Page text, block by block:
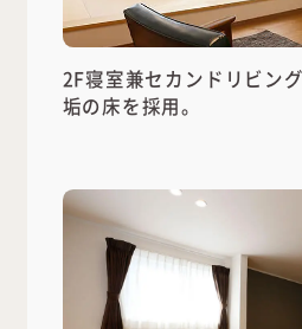
2F寝室兼セカンドリビン
垢の床を採用。